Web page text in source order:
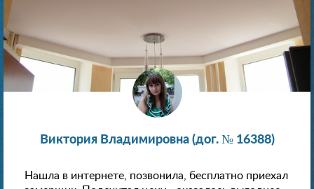
Виктория Владимировна (дог. № 16388)
Нашла в интернете, позвонила, бесплатно приехал